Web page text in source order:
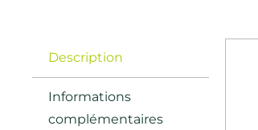
Description
Informations
complémentaires